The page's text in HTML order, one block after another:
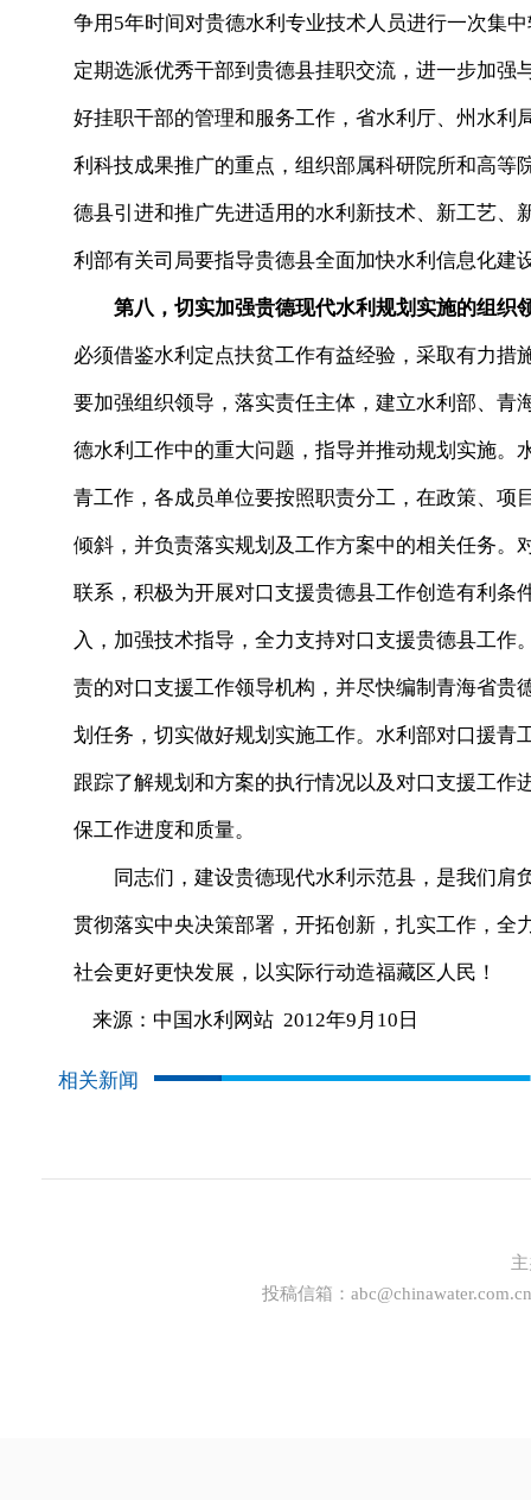
争用5年时间对贵德水利专业技术人员进行一次集
定期选派优秀干部到贵德县挂职交流，进一步加
好挂职干部的管理和服务工作，省水利厅、州水
利科技成果推广的重点，组织部属科研院所和高
德县引进和推广先进适用的水利新技术、新工艺
利部有关司局要指导贵德县全面加快水利信息化建
第八，切实加强贵德现代水利规划实施的组织
必须借鉴水利定点扶贫工作有益经验，采取有力
要加强组织领导，落实责任主体，建立水利部、
德水利工作中的重大问题，指导并推动规划实施
青工作，各成员单位要按照职责分工，在政策、
倾斜，并负责落实规划及工作方案中的相关任务
联系，积极为开展对口支援贵德县工作创造有利
入，加强技术指导，全力支持对口支援贵德县工
责的对口支援工作领导机构，并尽快编制青海省
划任务，切实做好规划实施工作。水利部对口援
跟踪了解规划和方案的执行情况以及对口支援工
保工作进度和质量。
同志们，建设贵德现代水利示范县，是我们肩
贯彻落实中央决策部署，开拓创新，扎实工作，
社会更好更快发展，以实际行动造福藏区人民！
来源：中国水利网站 2012年9月10日
相关新闻
投稿信箱： abc@chinawater.com.cn